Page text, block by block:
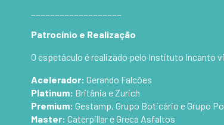
Patrocínio e Realização
O espetáculo é realizado pelo Instituto Incanto
Acelerador: Gerando Falcões
Platinum: Britânia e Zurich
Premium: Gestamp, Grupo Boticário e Grupo
Master: Caterpillar e Greca Asfaltos